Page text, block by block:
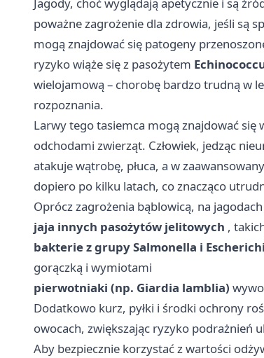
Jagody, choć wyglądają apetycznie i są
poważne zagrożenie dla zdrowia, jeśli są
mogą znajdować się patogeny
ryzyko wiąże się z pasożytem
wielojamową – chorobę bardzo trudną w
rozpoznania.
Larwy tego tasiemca mogą znajdować
odchodami zwierząt. Człowiek, jedząc
atakuje wątrobę, płuca, a w
dopiero po kilku latach, co znacząco
Oprócz zagrożenia bąblowicą, na
jaja innych pasożytów jelitowych ,
bakterie z grupy Salmonella i
gorączką i wymiotami
pierwotniaki (np. Giardia lamblia)
Dodatkowo kurz, pyłki i środki ochrony
owocach, zwiększając ryzyko podrażnień
Aby bezpiecznie korzystać z wartości